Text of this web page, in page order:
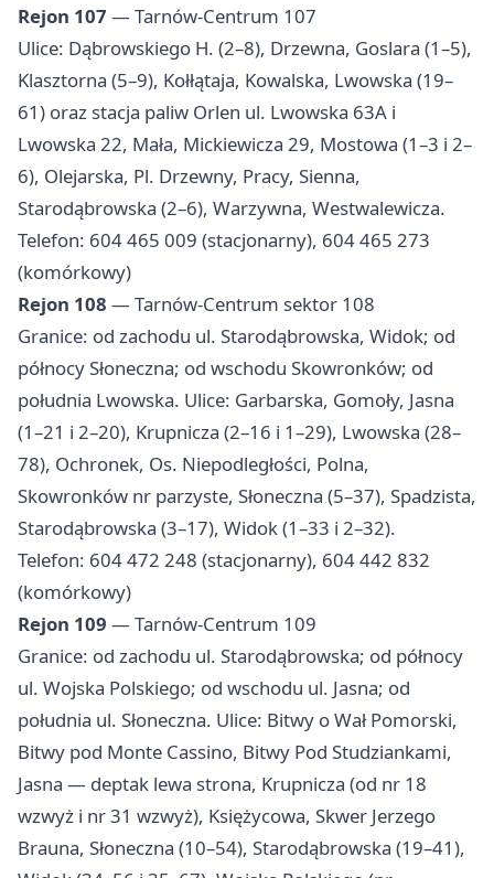
Rejon 107 — Tarnów-Centrum 107
Ulice: Dąbrowskiego H. (2–8), Drzewna, Goslara (1–5),
Klasztorna (5–9), Kołłątaja, Kowalska, Lwowska (19–
61) oraz stacja paliw Orlen ul. Lwowska 63A i
Lwowska 22, Mała, Mickiewicza 29, Mostowa (1–3 i 2–
6), Olejarska, Pl. Drzewny, Pracy, Sienna,
Starodąbrowska (2–6), Warzywna, Westwalewicza.
Telefon: 604 465 009 (stacjonarny), 604 465 273
(komórkowy)
Rejon 108 — Tarnów-Centrum sektor 108
Granice: od zachodu ul. Starodąbrowska, Widok; od
północy Słoneczna; od wschodu Skowronków; od
południa Lwowska. Ulice: Garbarska, Gomoły, Jasna
(1–21 i 2–20), Krupnicza (2–16 i 1–29), Lwowska (28–
78), Ochronek, Os. Niepodległości, Polna,
Skowronków nr parzyste, Słoneczna (5–37), Spadzista,
Starodąbrowska (3–17), Widok (1–33 i 2–32).
Telefon: 604 472 248 (stacjonarny), 604 442 832
(komórkowy)
Rejon 109 — Tarnów-Centrum 109
Granice: od zachodu ul. Starodąbrowska; od północy
ul. Wojska Polskiego; od wschodu ul. Jasna; od
południa ul. Słoneczna. Ulice: Bitwy o Wał Pomorski,
Bitwy pod Monte Cassino, Bitwy Pod Studziankami,
Jasna — deptak lewa strona, Krupnicza (od nr 18
wzwyż i nr 31 wzwyż), Księżycowa, Skwer Jerzego
Brauna, Słoneczna (10–54), Starodąbrowska (19–41),